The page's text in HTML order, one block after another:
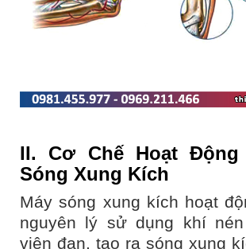
II. Cơ Chế Hoạt Động
Sóng Xung Kích
Máy sóng xung kích hoạt
nguyên lý sử dụng khí
viên đạn, tạo ra sóng xung